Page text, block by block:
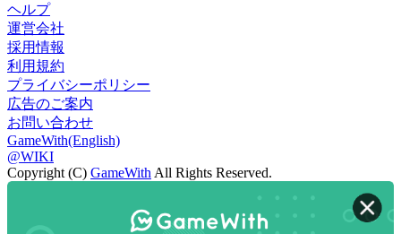
ヘルプ
運営会社
採用情報
利用規約
プライバシーポリシー
広告のご案内
お問い合わせ
GameWith(English)
@WIKI
Copyright (C) GameWith All Rights Reserved.